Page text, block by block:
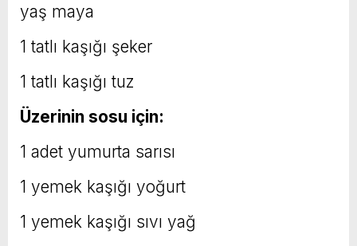
yaş maya
1 tatlı kaşığı şeker
1 tatlı kaşığı tuz
Üzerinin sosu için:
1 adet yumurta sarısı
1 yemek kaşığı yoğurt
1 yemek kaşığı sıvı yağ